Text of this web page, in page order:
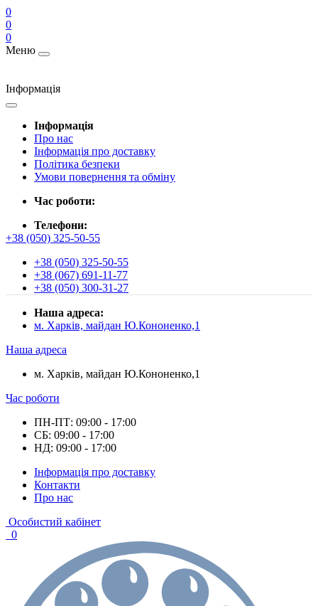
0
0
0
Меню
Інформація
Інформація
Про нас
Інформація про доставку
Політика безпеки
Умови повернення та обміну
Час роботи:
Телефони:
+38 (050) 325-50-55
+38 (050) 325-50-55
+38 (067) 691-11-77
+38 (050) 300-31-27
Наша адреса:
м. Харків, майдан Ю.Кононенко,1
Наша адреса
м. Харків, майдан Ю.Кононенко,1
Час роботи
ПН-ПТ: 09:00 - 17:00
СБ: 09:00 - 17:00
НД: 09:00 - 17:00
Інформація про доставку
Контакти
Про нас
Особистий кабінет
0